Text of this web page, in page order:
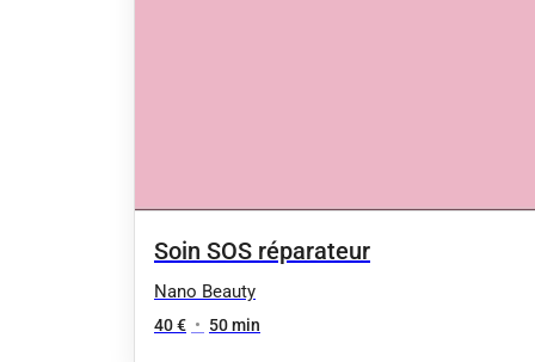
Soin SOS réparateur
Nano Beauty
40 € • 50 min